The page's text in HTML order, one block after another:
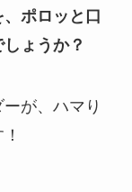
ポロッと口
ょうか？
が、ハマり